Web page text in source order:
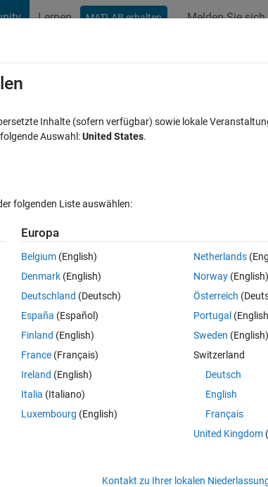
Lernen MATLAB erhalten Melden Sie sich
in simulink
algorithm in FPGA using Simulink how  can I calculate
Melden Sie sich an, um
Inhalte (sofern verfügbar) sowie lokale
Auswahl:United States.
folgenden Liste auswählen:
Europa
Belgium (English)
Denmark (English)
Deutschland (Deutsch)
España (Español)
Finland (English)
France (Français)
Ireland (English)
Italia (Italiano)
Luxembourg (English)
Netherlands
Norway(English)
Österreich
Portugal
Sweden (English)
Switzerland
Deutsch
English
Français
United Kingdom
Kontakt zu Ihrer lokalen